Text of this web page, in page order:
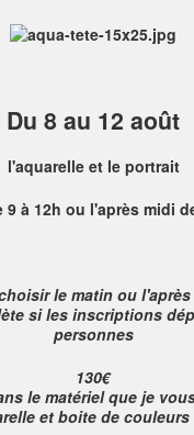
Du 8 au 12 août
l'aquarelle et le portrait
9 à 12h ou l'après midi
le matin ou
si les inscriptions
personnes
130€
le matériel que je
et boite de